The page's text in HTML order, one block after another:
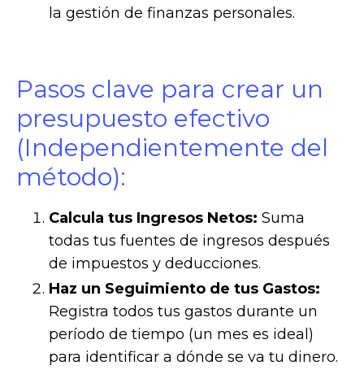
la gestión de finanzas personales.
Pasos clave para crear un
presupuesto efectivo
(Independientemente del
método):
Calcula tus Ingresos Netos: Suma
todas tus fuentes de ingresos después
de impuestos y deducciones.
Haz un Seguimiento de tus Gastos:
Registra todos tus gastos durante un
período de tiempo (un mes es ideal)
para identificar a dónde se va tu dinero.